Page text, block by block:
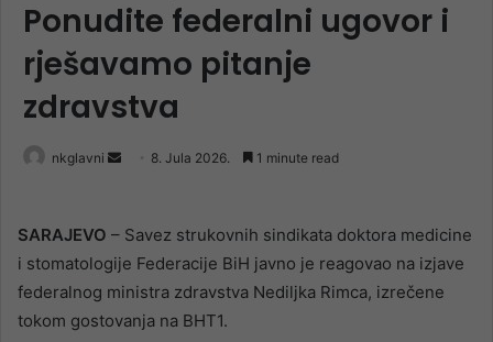
Ponudite federalni ugovor i
rješavamo pitanje
zdravstva
nkglavni
Send 8. Jula 2026. 1 minute read
SARAJEVO – Savez strukovnih sindikata doktora medicine
i stomatologije Federacije BiH javno je reagovao na izjave
federalnog ministra zdravstva Nediljka Rimca, izrečene
tokom gostovanja na BHT1.